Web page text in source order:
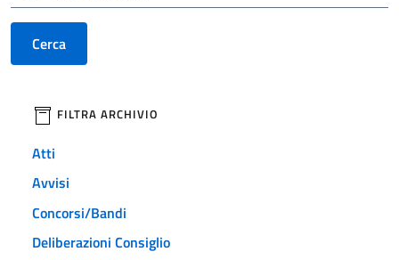
Cerca
filtri da applicare
FILTRA ARCHIVIO
Atti
Avvisi
Concorsi/Bandi
Deliberazioni Consiglio